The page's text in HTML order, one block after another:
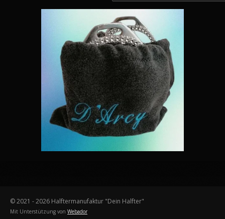
© 2021 - 2026 Halftermanufaktur "Dein Halfter"
Mit Unterstützung von Webador